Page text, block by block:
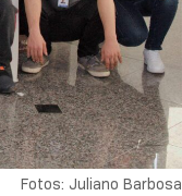
Fotos: Juliano Barbosa